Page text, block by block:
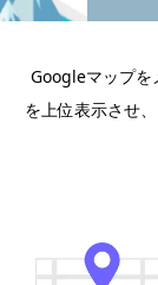
Googleマップを
を上位表示させ